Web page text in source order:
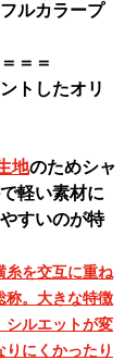
ルカラープ
＝＝
トしたオリ
地のためシャ
軽い素材に
すいのが特
を交互に重ね
称。大きな特徴
シルエットが変
にくかったり